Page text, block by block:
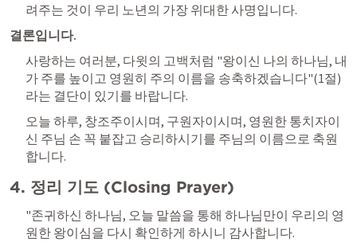
려주는 것이 우리 노년의 가장 위대한 사명입니다.
결론입니다.
사랑하는 여러분, 다윗의 고백처럼 "왕이신 나의 하나님, 내
가 주를 높이고 영원히 주의 이름을 송축하겠습니다"(1절)
라는 결단이 있기를 바랍니다.
오늘 하루, 창조주이시며, 구원자이시며, 영원한 통치자이
신 주님 손 꼭 붙잡고 승리하시기를 주님의 이름으로 축원
합니다.
4. 정리 기도 (Closing Prayer)
"존귀하신 하나님, 오늘 말씀을 통해 하나님만이 우리의 영
원한 왕이심을 다시 확인하게 하시니 감사합니다.